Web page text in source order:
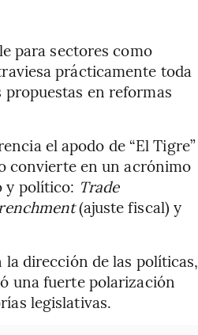
para sectores como
prácticamente toda
en reformas
el apodo de “El Tigre”
convierte en un acrónimo
y político: Trade
(ajuste fiscal) y
dirección de las políticas,
una fuerte polarización
legislativas.